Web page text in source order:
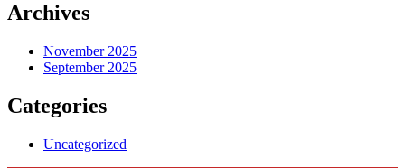
Archives
November 2025
September 2025
Categories
Uncategorized